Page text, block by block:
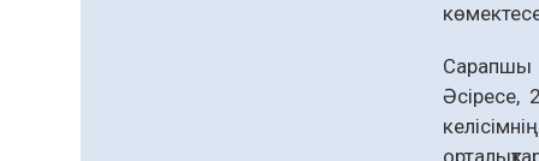
Сарапшы
Әсіресе,